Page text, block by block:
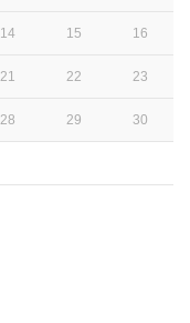
14 15 16
21 22 23
28 29 30